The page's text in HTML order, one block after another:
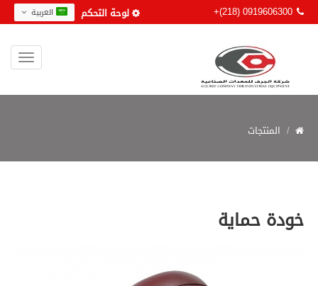
لوحة التحكم +(218) 0919606300
المنتجات
خودة حماية